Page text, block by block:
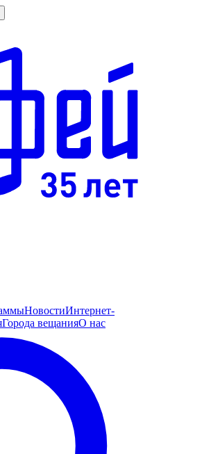
НовостиИнтернет-
Города вещанияО нас